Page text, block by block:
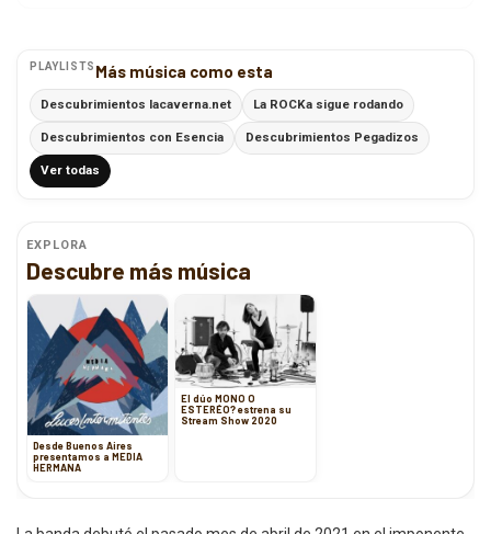
PLAYLISTS Más música como esta
Descubrimientos lacaverna.net La ROCKa sigue rodando
Descubrimientos con Esencia Descubrimientos Pegadizos
Ver todas
EXPLORA
Descubre más música
Desde Buenos Aires
presentamos a MEDIA
HERMANA
El dúo MONO O
ESTERÉO? estrena su
Stream Show 2020